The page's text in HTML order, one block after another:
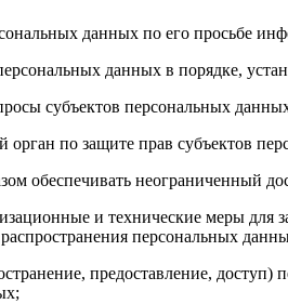
данных по его просьбе
данных в порядке,
субъектов персональных
по защите прав субъектов
обеспечивать неограниченный
и технические меры для
персональных
предоставление,